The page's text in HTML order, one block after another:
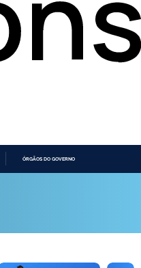
ÓRGÃOS DO GOVERNO